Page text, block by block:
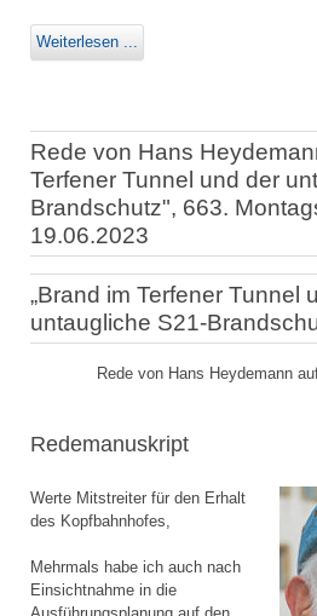
Weiterlesen ...
Rede von Hans
Terfener Tunnel und der
Brandschutz", 663.
19.06.2023
„Brand im Terfener Tunnel
untaugliche S21-
Rede von Hans Heydemann
Redemanuskript
Werte Mitstreiter für den Erhalt
des Kopfbahnhofes,
Mehrmals habe ich auch nach
Einsichtnahme in die